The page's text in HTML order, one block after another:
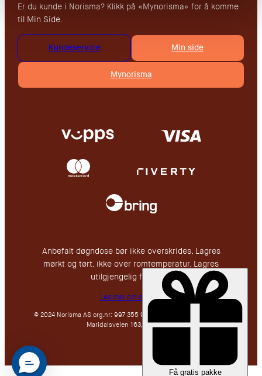
Er du kunde i Norisma? Klikk på «Mynorisma» for å komme
til Min Side.
Min side
Kundeservice
Mynorisma
Anbefalt døgndose bør ikke overskrides. Lagres
mørkt og tørt, ikke over romtemperatur. Lagres
utilgjengelig for barn.
Les mer om oss her
© 2024 Norisma AS org.nr: 997 355 911, en del av Nutricos Group.
Maridalsveien 163, 0461 Oslo.